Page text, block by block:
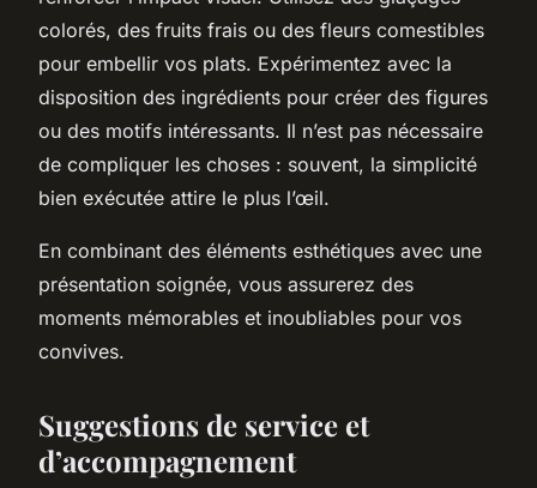
colorés, des fruits frais ou des fleurs comestibles
pour embellir vos plats. Expérimentez avec la
disposition des ingrédients pour créer des figures
ou des motifs intéressants. Il n’est pas nécessaire
de compliquer les choses : souvent, la simplicité
bien exécutée attire le plus l’œil.
En combinant des éléments esthétiques avec une
présentation soignée, vous assurerez des
moments mémorables et inoubliables pour vos
convives.
Suggestions de service et
d’accompagnement